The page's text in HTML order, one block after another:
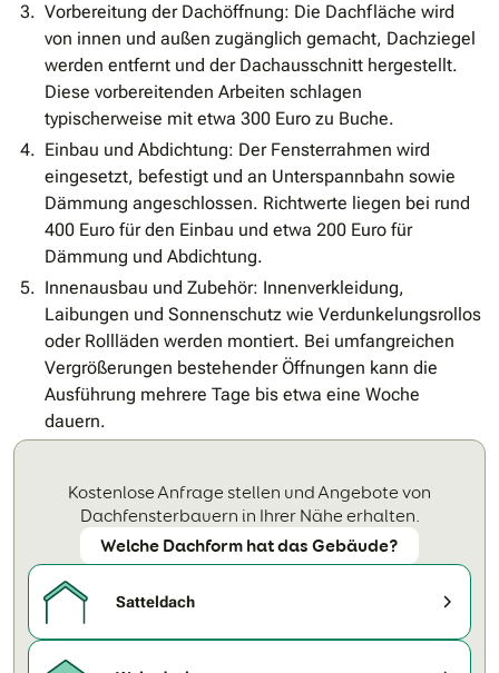
Vorbereitung der Dachöffnung: Die Dachfläche wird
von innen und außen zugänglich gemacht, Dachziegel
werden entfernt und der Dachausschnitt hergestellt.
Diese vorbereitenden Arbeiten schlagen
typischerweise mit etwa 300 Euro zu Buche.
Einbau und Abdichtung: Der Fensterrahmen wird
eingesetzt, befestigt und an Unterspannbahn sowie
Dämmung angeschlossen. Richtwerte liegen bei rund
400 Euro für den Einbau und etwa 200 Euro für
Dämmung und Abdichtung.
Innenausbau und Zubehör: Innenverkleidung,
Laibungen und Sonnenschutz wie Verdunkelungsrollos
oder Rollläden werden montiert. Bei umfangreichen
Vergrößerungen bestehender Öffnungen kann die
Ausführung mehrere Tage bis etwa eine Woche
dauern.
Kostenlose Anfrage stellen und Angebote von
Dachfensterbauern in Ihrer Nähe erhalten.
Welche Dachform hat das Gebäude?
Satteldach